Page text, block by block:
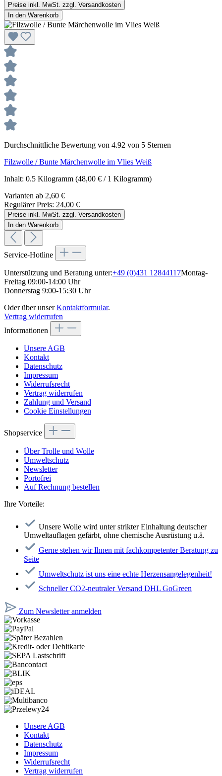
Preise inkl. MwSt. zzgl. Versandkosten
In den Warenkorb
Durchschnittliche Bewertung von 4.92 von 5 Sternen
Filzwolle / Bunte Märchenwolle im Vlies Weiß
Inhalt: 0.5 Kilogramm (48,00 € / 1 Kilogramm)
Varianten ab 2,60 €
Regulärer Preis: 24,00 €
Preise inkl. MwSt. zzgl. Versandkosten
In den Warenkorb
Service-Hotline
Unterstützung und Beratung unter:+49 (0)431 12844117Montag-
Freitag 09:00-14:00 Uhr
Donnerstag 9:00-15:30 Uhr
Oder über unserKontaktformular.
Vertrag widerrufen
Informationen
Unsere AGB
Kontakt
Datenschutz
Impressum
Widerrufsrecht
Vertrag widerrufen
Zahlung und Versand
Cookie Einstellungen
Shopservice
Über Trolle und Wolle
Umweltschutz
Newsletter
Portofrei
Auf Rechnung bestellen
Ihre Vorteile:
Unsere Wolle wird unter strikter Einhaltung deutscher
Umweltauflagen gefärbt, ohne chemische Ausrüstung u.ä.
Gerne stehen wir Ihnen mit fachkompetenter Beratung zu
Seite
Umweltschutz ist uns eine echte Herzensangelegenheit!
Schneller CO2-neutraler Versand DHL GoGreen
Zum Newsletter anmelden
Unsere AGB
Kontakt
Datenschutz
Impressum
Widerrufsrecht
Vertrag widerrufen